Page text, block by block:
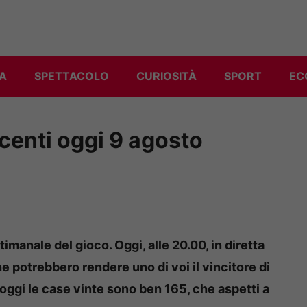
SPETTACOLO CURIOSITÀ SPORT
oggi 9 agosto
del gioco. Oggi, alle 20.00, in diretta
potrebbero rendere uno di voi il vincitore di
le case vinte sono ben 165, che aspetti a